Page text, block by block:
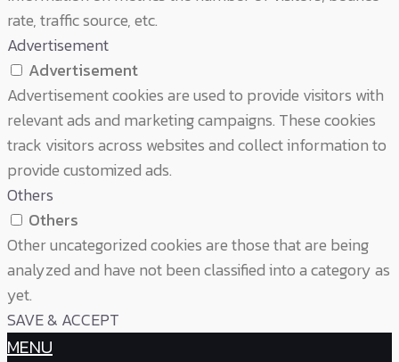
rate, traffic source, etc.
Advertisement
Advertisement
Advertisement cookies are used to provide visitors with
relevant ads and marketing campaigns. These cookies
track visitors across websites and collect information to
provide customized ads.
Others
Others
Other uncategorized cookies are those that are being
analyzed and have not been classified into a category as
yet.
SAVE & ACCEPT
MENU